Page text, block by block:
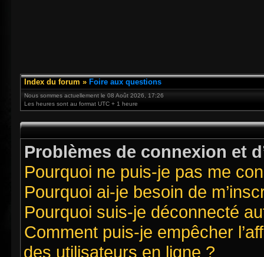
Index du forum » Foire aux questions
Nous sommes actuellement le 08 Août 2026, 17:26
Les heures sont au format UTC + 1 heure
Problèmes de connexion et
Pourquoi ne puis-je pas me
Pourquoi ai-je besoin de
Pourquoi suis-je déconnecté
Comment puis-je empêcher
des utilisateurs en ligne ?